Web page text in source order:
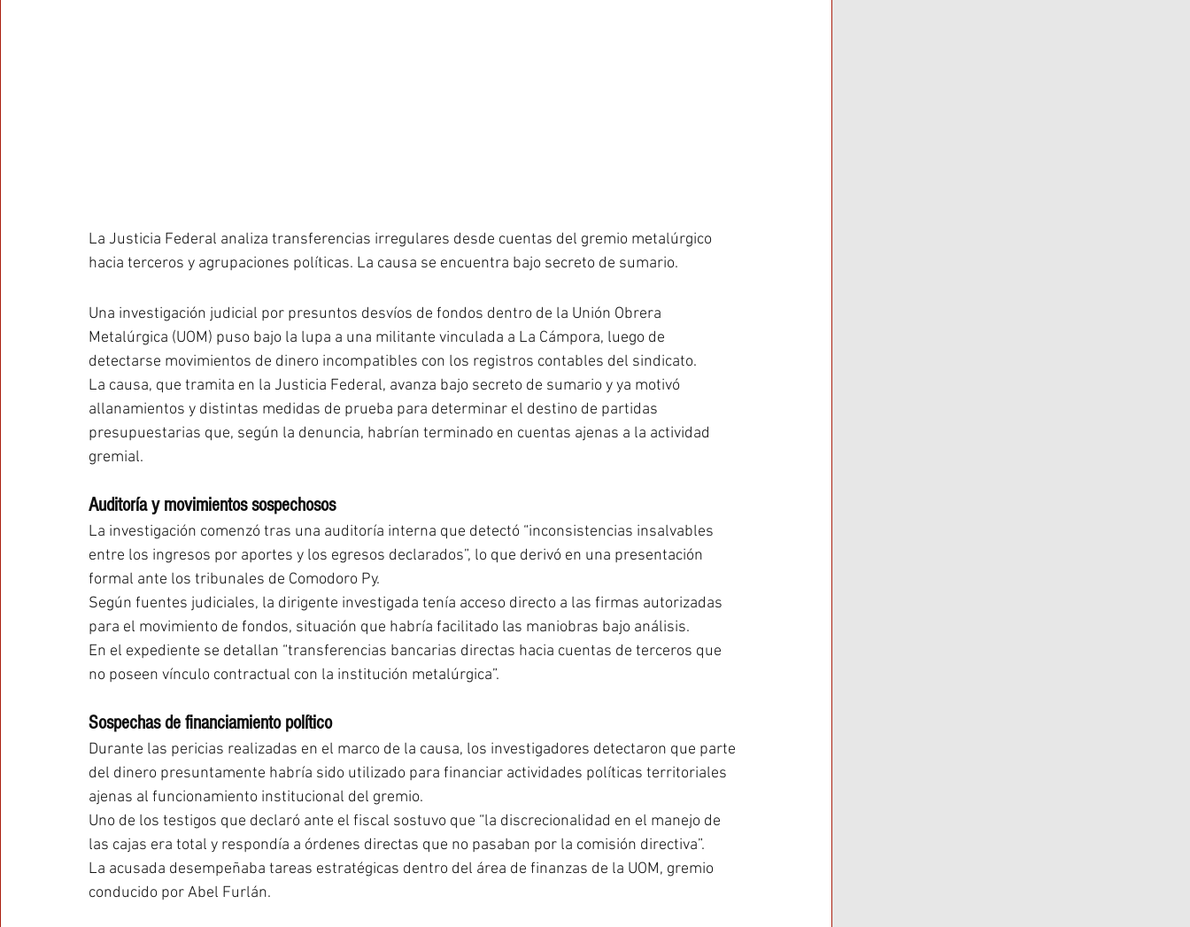
La Justicia Federal analiza transferencias irregulares desde cuentas del gremio metalúrgico
hacia terceros y agrupaciones políticas. La causa se encuentra bajo secreto de sumario.
Una investigación judicial por presuntos desvíos de fondos dentro de la Unión Obrera
Metalúrgica (UOM) puso bajo la lupa a una militante vinculada a La Cámpora, luego de
detectarse movimientos de dinero incompatibles con los registros contables del sindicato.
La causa, que tramita en la Justicia Federal, avanza bajo secreto de sumario y ya motivó
allanamientos y distintas medidas de prueba para determinar el destino de partidas
presupuestarias que, según la denuncia, habrían terminado en cuentas ajenas a la actividad
gremial.
Auditoría y movimientos sospechosos
La investigación comenzó tras una auditoría interna que detectó “inconsistencias insalvables
entre los ingresos por aportes y los egresos declarados”, lo que derivó en una presentación
formal ante los tribunales de Comodoro Py.
Según fuentes judiciales, la dirigente investigada tenía acceso directo a las firmas autorizadas
para el movimiento de fondos, situación que habría facilitado las maniobras bajo análisis.
En el expediente se detallan “transferencias bancarias directas hacia cuentas de terceros que
no poseen vínculo contractual con la institución metalúrgica”.
Sospechas de financiamiento político
Durante las pericias realizadas en el marco de la causa, los investigadores detectaron que parte
del dinero presuntamente habría sido utilizado para financiar actividades políticas territoriales
ajenas al funcionamiento institucional del gremio.
Uno de los testigos que declaró ante el fiscal sostuvo que “la discrecionalidad en el manejo de
las cajas era total y respondía a órdenes directas que no pasaban por la comisión directiva”.
La acusada desempeñaba tareas estratégicas dentro del área de finanzas de la UOM, gremio
conducido por Abel Furlán.